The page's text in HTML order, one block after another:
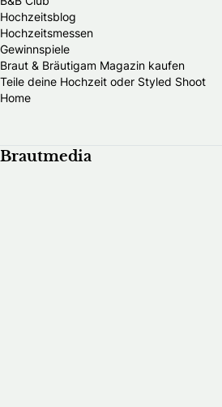
Hochzeitsblog
Hochzeitsmessen
Gewinnspiele
Braut & Bräutigam Magazin kaufen
Teile deine Hochzeit oder Styled Shoot
Home
Brautmedia